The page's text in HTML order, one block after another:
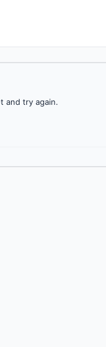
and try again.